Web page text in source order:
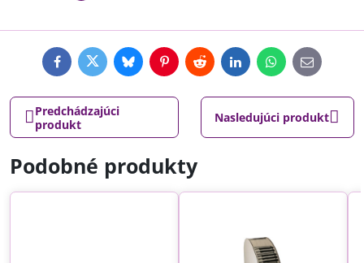
FacebookTwitterBlueskyPinterestRedditLinkedInWhatsApp
E-
mail
Predchádzajúci
produkt
Nasledujúci produkt
Podobné produkty